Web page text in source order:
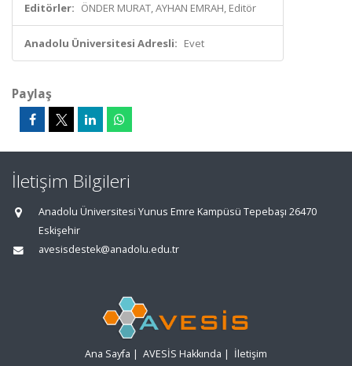
Editörler: ÖNDER MURAT, AYHAN EMRAH, Editör
Anadolu Üniversitesi Adresli: Evet
Paylaş
İletişim Bilgileri
Anadolu Üniversitesi Yunus Emre Kampüsü Tepebaşı 26470
Eskişehir
avesisdestek@anadolu.edu.tr
Ana Sayfa | AVESİS Hakkında | İletişim